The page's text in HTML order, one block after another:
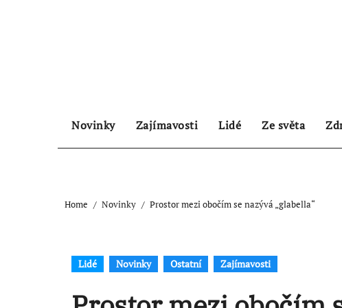
Novinky Zajímavosti Lidé Ze světa
Home Novinky Prostor mezi obočím se nazývá „glabella“
Lidé Novinky Ostatní Zajímavosti